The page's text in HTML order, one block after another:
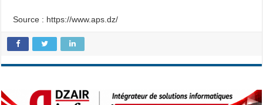
Source : https://www.aps.dz/